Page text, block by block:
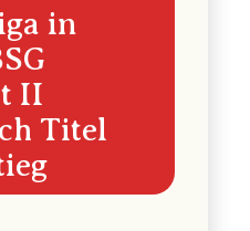
in
II
Titel